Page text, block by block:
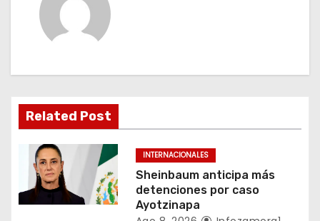
i
ó
n
d
e
Related Post
INTERNACIONALES
Sheinbaum anticipa más
detenciones por caso
Ayotzinapa